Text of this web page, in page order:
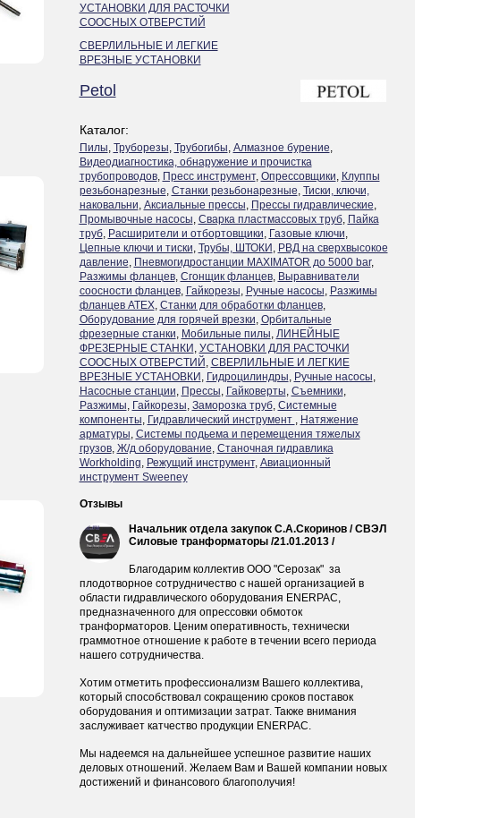
УСТАНОВКИ ДЛЯ РАСТОЧКИ
СООСНЫХ ОТВЕРСТИЙ
СВЕРЛИЛЬНЫЕ И ЛЕГКИЕ
ВРЕЗНЫЕ УСТАНОВКИ
Petol
Каталог:
Пилы, Труборезы, Трубогибы, Алмазное бурение,
Видеодиагностика, обнаружение и прочистка
трубопроводов, Пресс инструмент, Опрессовщики, Клуппы
резьбонарезные, Станки резьбонарезные, Тиски, ключи,
наковальни, Аксиальные прессы, Прессы гидравлические,
Промывочные насосы, Сварка пластмассовых труб, Пайка
труб, Расширители и отбортовщики, Газовые ключи,
Цепные ключи и тиски, Трубы, ШТОКИ, РВД на сверхвысокое
давление, Пневмогидростанции MAXIMATOR до 5000 bar,
Разжимы фланцев, Сгонщик фланцев, Выравниватели
соосности фланцев, Гайкорезы, Ручные насосы, Разжимы
фланцев ATEX, Станки для обработки фланцев,
Оборудование для горячей врезки, Орбитальные
фрезерные станки, Мобильные пилы, ЛИНЕЙНЫЕ
ФРЕЗЕРНЫЕ СТАНКИ, УСТАНОВКИ ДЛЯ РАСТОЧКИ
СООСНЫХ ОТВЕРСТИЙ, СВЕРЛИЛЬНЫЕ И ЛЕГКИЕ
ВРЕЗНЫЕ УСТАНОВКИ, Гидроцилиндры, Ручные насосы,
Насосные станции, Прессы, Гайковерты, Съемники,
Разжимы, Гайкорезы, Заморозка труб, Системные
компоненты, Гидравлический инструмент , Натяжение
арматуры, Системы подьема и перемещения тяжелых
грузов, Ж/д оборудование, Станочная гидравлика
Workholding, Режущий инструмент, Авиационный
инструмент Sweeney
Отзывы
Начальник отдела закупок С.А.Скоринов/ СВЭЛ
Силовые транформаторы /21.01.2013 /
Благодарим коллектив ООО "Серозак" за
плодотворное сотрудничество с нашей организацией в
области гидравлического оборудования ENERPAC,
предназначенного для опрессовки обмоток
транформаторов. Ценим оперативность, технически
граммотное отношение к работе в течении всего периода
нашего сотрудничества.
Хотим отметить профессионализм Вашего коллектива,
который способствовал сокращению сроков поставок
оборудования и оптимизации затрат. Также внимания
заслуживает катчество продукции ENERPAC.
Мы надеемся на дальнейшее успешное развитие наших
деловых отношений. Желаем Вам и Вашей компании новых
достижений и финансового благополучия!